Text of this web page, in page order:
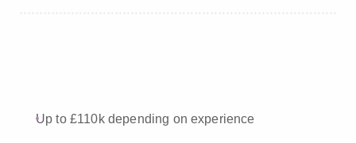
Up to £110k depending on experience